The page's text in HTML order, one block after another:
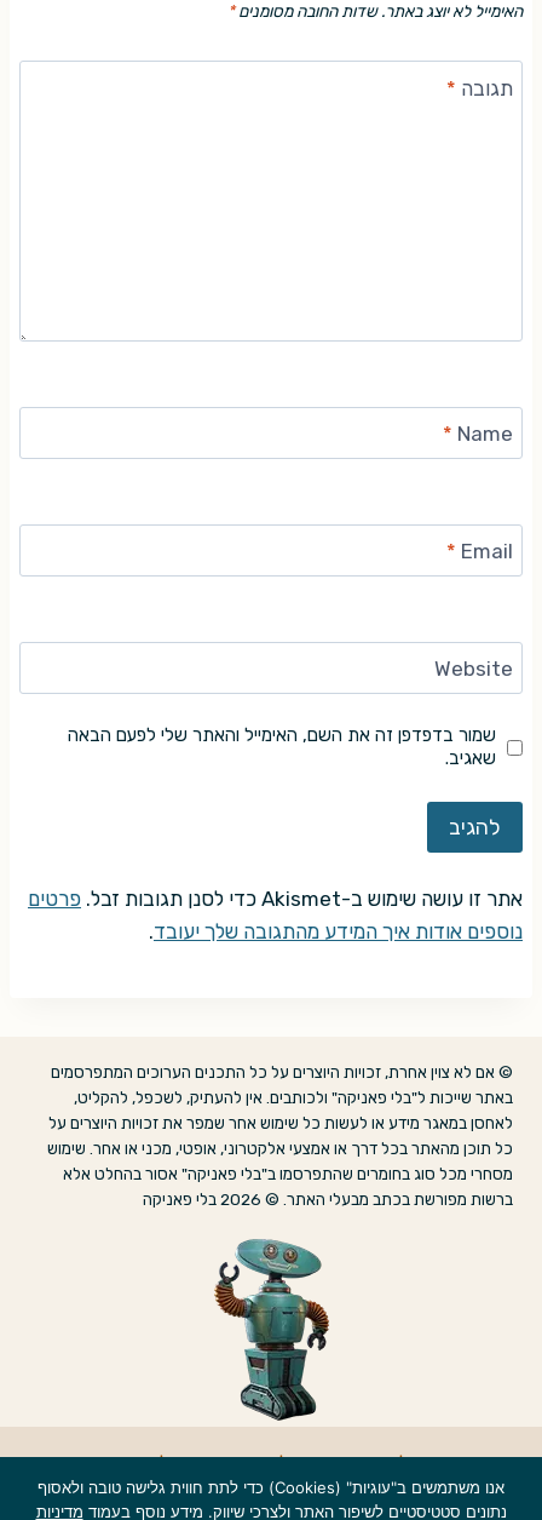
האימייל לא יוצג באתר. שדות החובה מסומנים*
תגובה *
Name
*
Email
*
Website
שמור בדפדפן זה את השם, האימייל והאתר שלי לפעם הבאה
שאגיב.
אתר זו עושה שימוש ב-Akismet כדי לסנן תגובות זבל.
פרטים
נוספים אודות איך המידע מהתגובה שלך יעובד.
© אם לא צוין אחרת, זכויות היוצרים על כל התכנים הערוכים המתפרסמים
באתר שייכות ל"בלי פאניקה" ולכותבים. אין להעתיק, לשכפל, להקליט,
לאחסן במאגר מידע או לעשות כל שימוש אחר שמפר את זכויות היוצרים על
כל תוכן מהאתר בכל דרך או אמצעי אלקטרוני, אופטי, מכני או אחר. שימוש
מסחרי מכל סוג בחומרים שהתפרסמו ב"בלי פאניקה" אסור בהחלט אלא
ברשות מפורשת בכתב מבעלי האתר. © 2026 בלי פאניקה
אנו משתמשים ב"עוגיות" (Cookies) כדי לתת חווית גלישה טובה ולאסוף
נתונים סטטיסטיים לשיפור האתר ולצרכי שיווק. מידע נוסף בעמוד מדיניות